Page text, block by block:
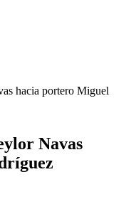
hacia portero Miguel
Navas